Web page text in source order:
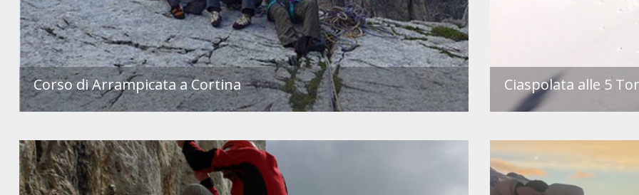
Corso di Arrampicata a Cortina Ciaspolata alle 5